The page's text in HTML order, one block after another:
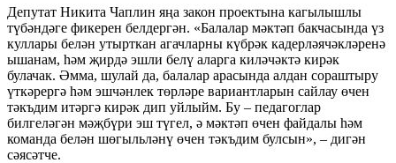
Депутат Никита Чаплин яңа закон проектына кагылышлы
түбәндәге фикерен белдергән. «Балалар мәктәп бакчасында үз
куллары белән утырткан агачларны күбрәк кадерләячәкләренә
ышанам, һәм җирдә эшли белү аларга киләчәктә кирәк
булачак. Әмма, шулай да, балалар арасында алдан сораштыру
үткәрергә һәм эшчәнлек төрләре вариантларын сайлау өчен
тәкъдим итәргә кирәк дип уйлыйм. Бу – педагоглар
билгеләгән мәҗбүри эш түгел, ә мәктәп өчен файдалы һәм
команда белән шөгыльләнү өчен тәкъдим булсын», – дигән
сәясәтче.